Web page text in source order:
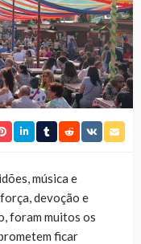
música e
devoção e
foram muitos os
ficar